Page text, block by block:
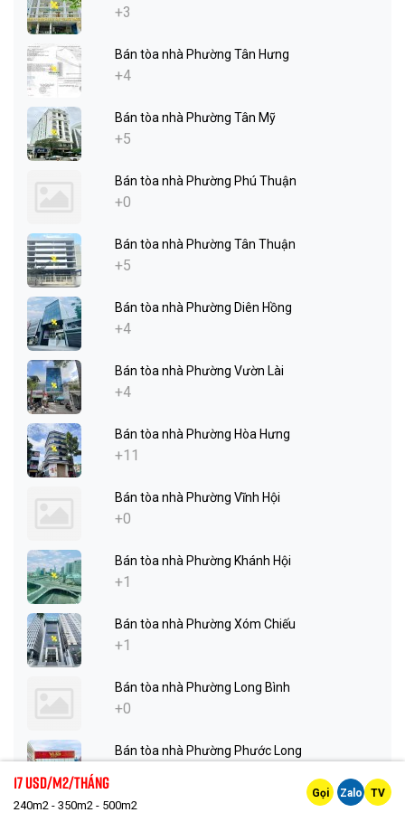
+3
Bán tòa nhà Phường Tân Hưng
+4
Bán tòa nhà Phường Tân Mỹ
+5
Bán tòa nhà Phường Phú Thuận
+0
Bán tòa nhà Phường Tân Thuận
+5
Bán tòa nhà Phường Diên Hồng
+4
Bán tòa nhà Phường Vườn Lài
+4
Bán tòa nhà Phường Hòa Hưng
+11
Bán tòa nhà Phường Vĩnh Hội
+0
Bán tòa nhà Phường Khánh Hội
+1
Bán tòa nhà Phường Xóm Chiếu
+1
Bán tòa nhà Phường Long Bình
+0
Bán tòa nhà Phường Phước Long
Bán tòa nhà Phường Tăng Nhơn Phú
17 Usd/m2/tháng
240m2 - 350m2 - 500m2
Gọi Zalo TV